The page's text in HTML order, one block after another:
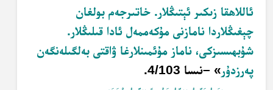
ئاللاھقا زىكىر ئېتىڭلار. خاتىرجەم بولغان
چېغىڭلاردا نامازنى مۇكەممەل ئادا قىلىڭلار.
شۇبھىسىزكى، ناماز مۇئمىنلارغا ۋاقتى بەلگىلەنگەن
پەرزدۇر»
–نىسا 4/103
.